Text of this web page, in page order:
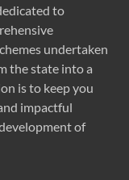
to
undertaken
the state into a
is to keep you
impactful
of